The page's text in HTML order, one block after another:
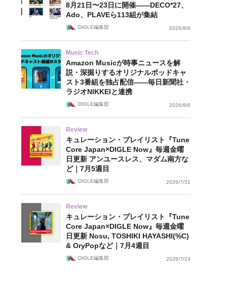
8月21日〜23日に開催——DECO*27、
Ado、PLAVEら113組が集結
DIGLE編集部 2026/8/6
Music Tech
Amazon Musicが時事ニュースを解
説・深掘りするオリジナルポッドキャ
スト3番組を独占配信——毎日新聞社・
ラジオNIKKEIと連携
DIGLE編集部 2026/8/6
Review
キュレーション・プレイリスト『Tune
Core Japan×DIGLE Now』毎週金曜
日更新 アンユースレス、マダム南方な
ど｜7月5週目
DIGLE編集部 2026/7/31
Review
キュレーション・プレイリスト『Tune
Core Japan×DIGLE Now』毎週金曜
日更新 Nosu, TOSHIKI HAYASHI(%C)
& OryPopなど｜7月4週目
DIGLE編集部 2026/7/24